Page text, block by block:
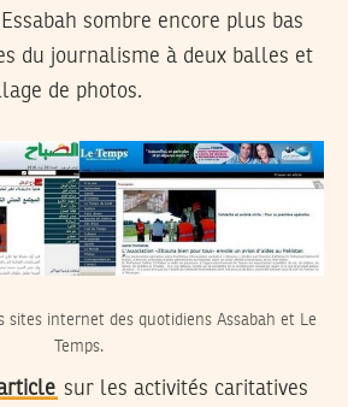
sombre encore plus bas
du journalisme à deux balles et
de photos.
sites internet des quotidiens Assabah et Le
Temps.
sur les activités caritatives